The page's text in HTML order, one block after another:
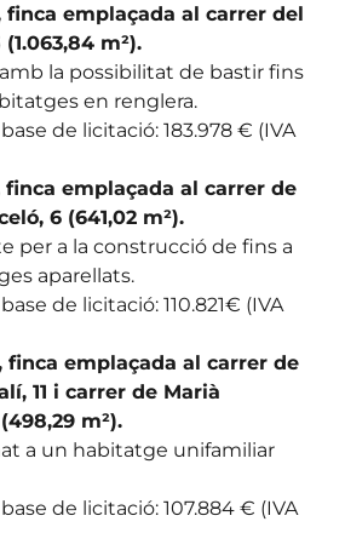
finca emplaçada al carrer del
m²).
la possibilitat de bastir fins
en renglera.
de licitació: 183.978 € (IVA
finca emplaçada al carrer de
6 (641,02 m²).
per a la construcció de fins a
aparellats.
de licitació: 110.821€ (IVA
finca emplaçada al carrer de
11 i carrer de Marià
m²).
a un habitatge unifamiliar
de licitació: 107.884 € (IVA